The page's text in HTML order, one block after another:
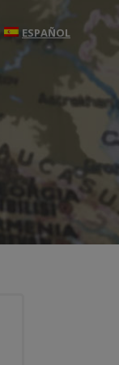
ESPAÑOL